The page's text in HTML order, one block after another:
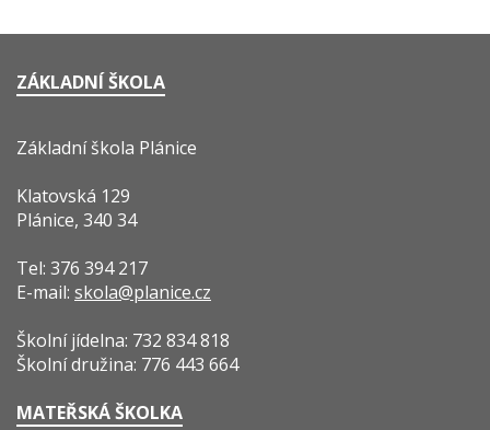
ZÁKLADNÍ ŠKOLA
Základní škola Plánice
Klatovská 129
Plánice, 340 34
Tel: 376 394 217
E-mail: skola@planice.cz
Školní jídelna: 732 834 818
Školní družina: 776 443 664
MATEŘSKÁ ŠKOLKA